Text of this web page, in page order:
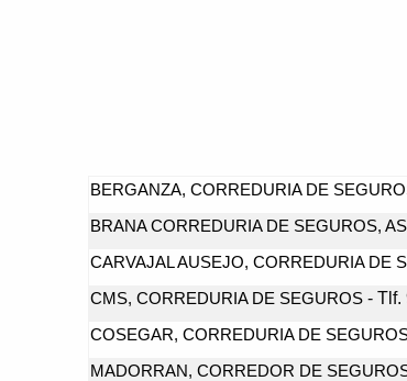
BERGANZA, CORREDURIA DE
BRANA CORREDURIA DE SEGUROS,
CARVAJAL AUSEJO, CORREDURIA DE
CMS, CORREDURIA DE SEGUROS- Tlf.
COSEGAR, CORREDURIA DE
MADORRAN, CORREDOR DE